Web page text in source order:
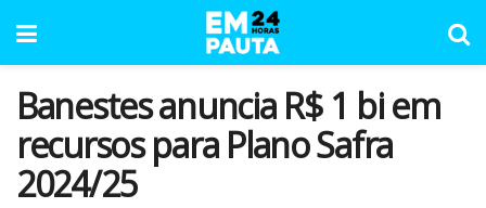
Banestes anuncia R$ 1 bi em
recursos para Plano Safra
2024/25